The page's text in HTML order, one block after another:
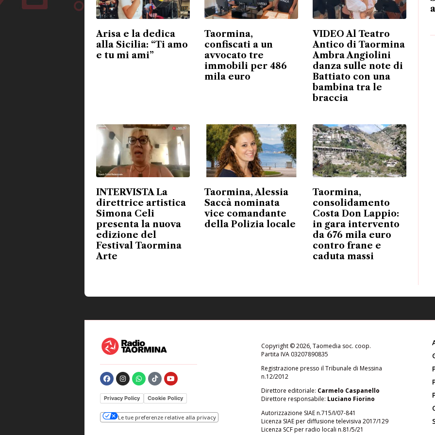
Arisa e la dedica
alla Sicilia: “Ti amo
e tu mi ami”
Taormina,
confiscati a un
avvocato tre
immobili per 486
mila euro
VIDEO Al Teatro
Antico di Taormina
Ambra Angiolini
danza sulle note di
Battiato con una
bambina tra le
braccia
INTERVISTA La
direttrice artistica
Simona Celi
presenta la nuova
edizione del
Festival Taormina
Arte
Taormina, Alessia
Saccà nominata
vice comandante
della Polizia locale
Taormina,
consolidamento
Costa Don Lappio:
in gara intervento
da 676 mila euro
contro frane e
caduta massi
Privacy Policy Cookie Policy
Le tue preferenze relative alla privacy
Copyright © 2026, Taomedia soc. coop.
Partita IVA 03207890835
Registrazione presso il Tribunale di Messina
n.12/2012
Direttore editoriale: Carmelo Caspanello
Direttore responsabile: Luciano Fiorino
Autorizzazione SIAE n.715/I/07-841
Licenza SIAE per diffusione televisiva 2017/129
Licenza SCF per radio locali n.81/5/21